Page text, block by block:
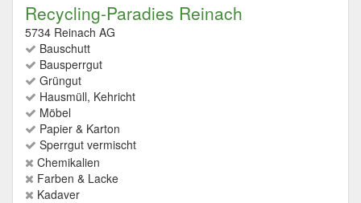
Recycling-Paradies Reinach
5734 Reinach AG
Bauschutt
Bausperrgut
Grüngut
Hausmüll, Kehricht
Möbel
Papier & Karton
Sperrgut vermischt
Chemikalien
Farben & Lacke
Kadaver